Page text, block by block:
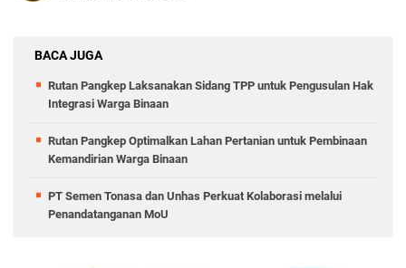
BACA JUGA
Rutan Pangkep Laksanakan Sidang TPP untuk Pengusulan Hak
Integrasi Warga Binaan
Rutan Pangkep Optimalkan Lahan Pertanian untuk Pembinaan
Kemandirian Warga Binaan
PT Semen Tonasa dan Unhas Perkuat Kolaborasi melalui
Penandatanganan MoU